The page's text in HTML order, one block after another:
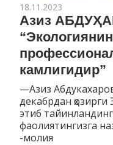
18.11.2023
Азиз
камлигидир”
—Азиз
декабрдан ҳозирги
этиб
фаолиятингизга
-молия